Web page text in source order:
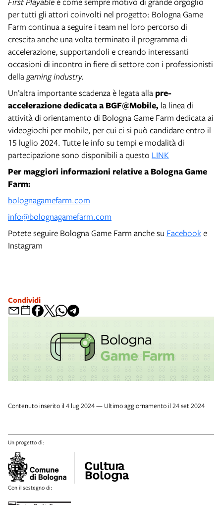
per tutti gli attori coinvolti nel progetto: Bologna Game
Farm continua a seguire i team nel loro percorso di
crescita anche una volta terminato il programma di
accelerazione, supportandoli e creando interessanti
occasioni di incontro in fiere di settore con i professionisti
dellagaming industry.
Un’altra importante scadenza è legata alla pre-
accelerazione dedicata a BGF@Mobile, la linea di
attività di orientamento di Bologna Game Farm dedicata ai
videogiochi per mobile, per cui ci si può candidare entro il
15 luglio 2024. Tutte le info su tempi e modalità di
partecipazione sono disponibili a questo LINK
Per maggiori informazioni relative a Bologna Game
Farm:
bolognagamefarm.com
info@bolognagamefarm.com
Potete seguire Bologna Game Farm anche su Facebooke
Instagram
Condividi
Contenuto inserito il 4 lug 2024 — Ultimo aggiornamento il 24 set 2024
Un progetto di:
Con il sostegno di: